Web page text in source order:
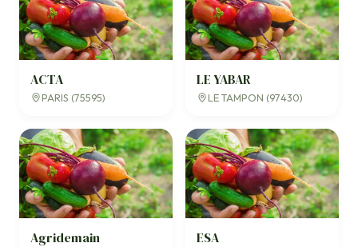
ACTA
PARIS (75595)
LE YABAR
LE TAMPON (97430)
Agridemain ESA